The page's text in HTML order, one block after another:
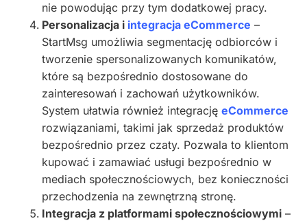
nie powodując przy tym dodatkowej pracy.
Personalizacja i integracja eCommerce –
StartMsg umożliwia segmentację odbiorców i
tworzenie spersonalizowanych komunikatów,
które są bezpośrednio dostosowane do
zainteresowań i zachowań użytkowników.
System ułatwia również integracjęeCommerce
rozwiązaniami, takimi jak sprzedaż produktów
bezpośrednio przez czaty. Pozwala to klientom
kupować i zamawiać usługi bezpośrednio w
mediach społecznościowych, bez konieczności
przechodzenia na zewnętrzną stronę.
Integracja z platformami społecznościowymi –